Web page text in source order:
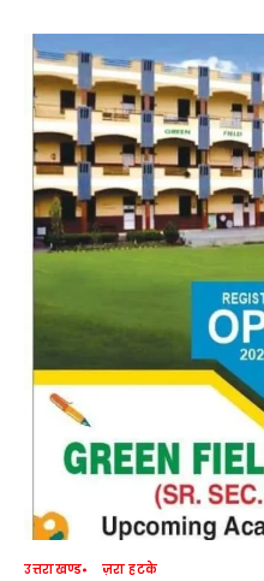
उत्तराखण्ड ज़रा हटके